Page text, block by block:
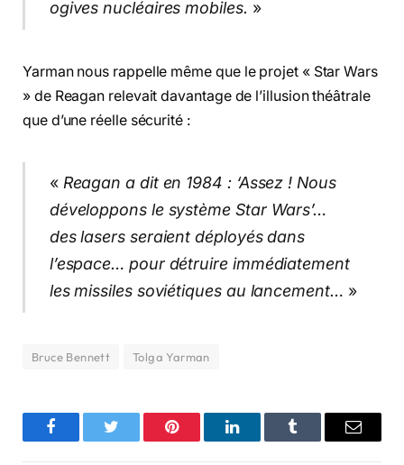
ogives nucléaires mobiles. »
Yarman nous rappelle même que le projet « Star Wars
» de Reagan relevait davantage de l’illusion théâtrale
que d’une réelle sécurité :
« Reagan a dit en 1984 : ‘Assez ! Nous
développons le système Star Wars’…
des lasers seraient déployés dans
l’espace… pour détruire immédiatement
les missiles soviétiques au lancement… »
Bruce Bennett Tolga Yarman
FacebookTwitter Pinterest LinkedInTumblr Email